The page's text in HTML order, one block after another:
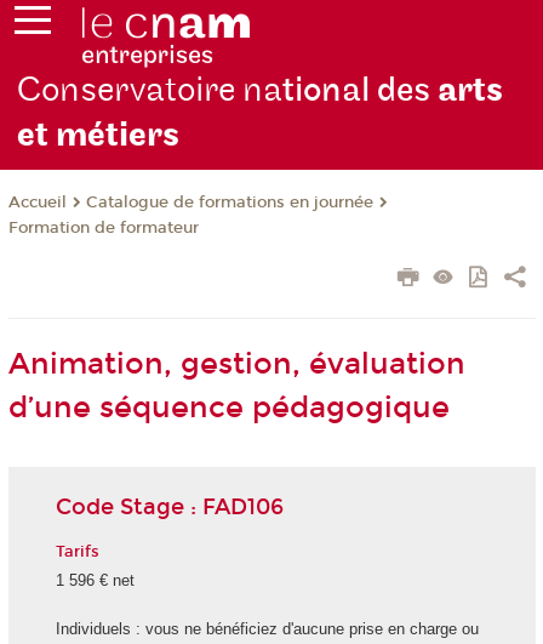
Conservatoire national des arts
et métiers
Accueil
Catalogue de formations en journée
Formation de formateur
Animation, gestion, évaluation
d’une séquence pédagogique
Code Stage : FAD106
Tarifs
1 596 € net
Individuels : vous ne bénéficiez d'aucune prise en charge ou